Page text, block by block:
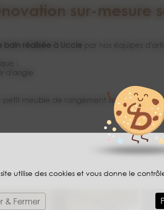
utilise des cookies et vous donne le
& Fermer
sur-mesure
bain réalisée à Uccle par nos équipes
:
d'angle
meuble de rangement sous vasque